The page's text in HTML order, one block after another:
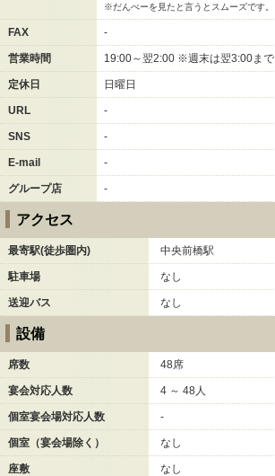
※だんべーを見たと言うとスムーズです。
FAX -
営業時間 19:00～翌2:00 ※週末は翌3:00まで
定休日 日曜日
URL -
SNS -
E-mail -
グループ店 -
アクセス
最寄駅(徒歩圏内) 中央前橋駅
駐車場 なし
送迎バス なし
設備
席数 48席
宴会対応人数 4 ～ 48人
個室宴会場対応人数 -
個室（宴会場除く） なし
座敷 なし